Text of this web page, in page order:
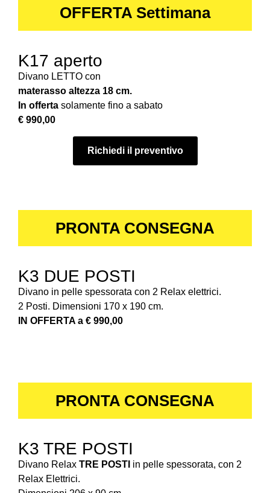
OFFERTA Settimana
K17 aperto
Divano LETTO con
materasso altezza 18 cm.
In offerta solamente fino a sabato
€ 990,00
Richiedi il preventivo
PRONTA CONSEGNA
K3 DUE POSTI
Divano in pelle spessorata con 2 Relax elettrici.
2 Posti. Dimensioni 170 x 190 cm.
IN OFFERTA a € 990,00
PRONTA CONSEGNA
K3 TRE POSTI
Divano Relax TRE POSTI in pelle spessorata, con 2
Relax Elettrici.